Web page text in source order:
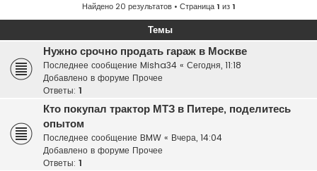
Найдено 20 результатов • Страница1 из1
Темы
Нужно срочно продать гараж в Москве
Последнее сообщение Misha34 « Сегодня, 11:18
Добавлено в форуме Прочее
Ответы: 1
Кто покупал трактор МТЗ в Питере, поделитесь
опытом
Последнее сообщение BMW « Вчера, 14:04
Добавлено в форуме Прочее
Ответы: 1